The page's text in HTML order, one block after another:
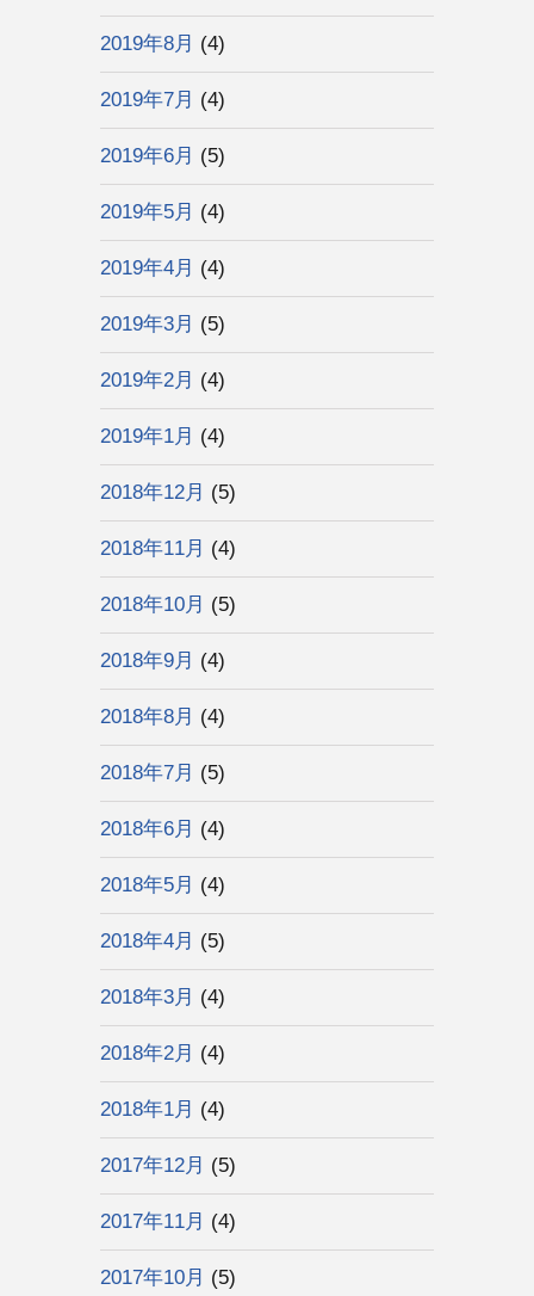
2019年8月 (4)
2019年7月 (4)
2019年6月 (5)
2019年5月 (4)
2019年4月 (4)
2019年3月 (5)
2019年2月 (4)
2019年1月 (4)
2018年12月 (5)
2018年11月 (4)
2018年10月 (5)
2018年9月 (4)
2018年8月 (4)
2018年7月 (5)
2018年6月 (4)
2018年5月 (4)
2018年4月 (5)
2018年3月 (4)
2018年2月 (4)
2018年1月 (4)
2017年12月 (5)
2017年11月 (4)
2017年10月 (5)